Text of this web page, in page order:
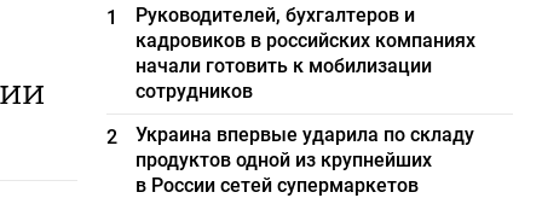
1
Руководителей, бухгалтеров и
кадровиков в российских компаниях
начали готовить к мобилизации
сотрудников
2
Украина впервые ударила по складу
продуктов одной из крупнейших
в России сетей супермаркетов